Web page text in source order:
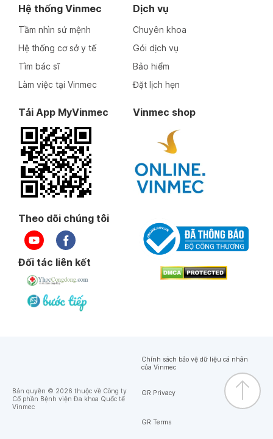
Hệ thống Vinmec
Tầm nhìn sứ mệnh
Hệ thống cơ sở y tế
Tìm bác sĩ
Làm việc tại Vinmec
Dịch vụ
Chuyên khoa
Gói dịch vụ
Bảo hiểm
Đặt lịch hẹn
Tải App MyVinmec Vinmec shop
Theo dõi chúng tôi
Đối tác liên kết
Bản quyền © 2026 thuộc về Công ty
Cổ phần Bệnh viện Đa khoa Quốc tế
Vinmec
Chính sách bảo vệ dữ liệu cá nhân
của Vinmec
GR Privacy
GR Terms